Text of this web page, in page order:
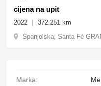
cijena na upit
2022
372.251 km
Španjolska, Santa Fé
Marka: